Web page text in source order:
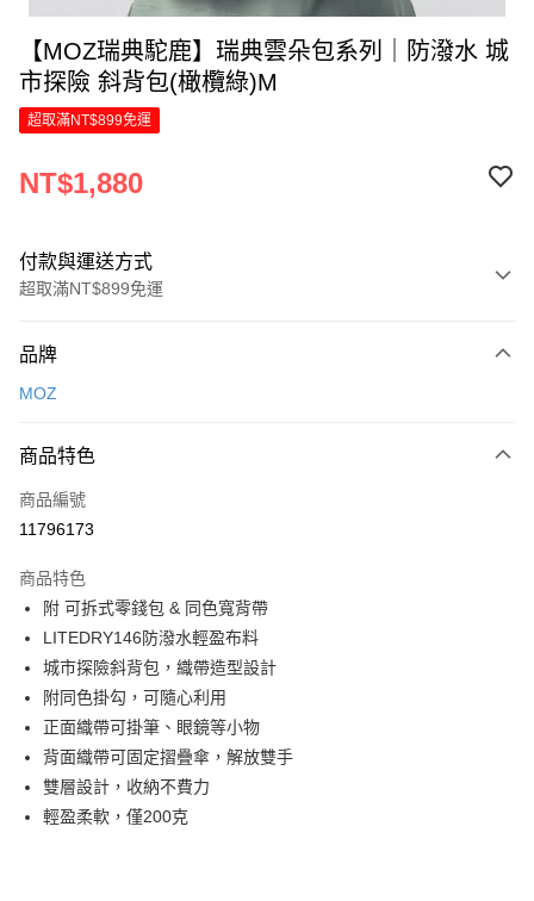
【MOZ瑞典駝鹿】瑞典雲朵包系列｜防潑水 城
市探險 斜背包(橄欖綠)M
超取滿NT$899免運
NT$1,880
付款與運送方式
超取滿NT$899免運
信用卡一次付款
Apple Pay
街口支付
Google Pay
全盈+PAY
大哥付你分期
相關說明
【大哥付你分期使用說明】
1.本服務由台灣大哥大提供，台灣大哥大用戶可立即使用無須另外申請。
2.付款方式選擇「大哥付你分期」，訂單成立後會自動跳轉到大哥付的交易
流程，驗證手機門號後，選擇欲分期的期數、繳款截止日，確認付款後即完
成交易。
AFTEE先享後付
相關說明
【關於「AFTEE先享後付」】
AFTEE先享後付是「在收到商品之後才付款」的支付方式。 讓您購物簡單
ATM付款
品牌
MOZ
商品特色
商品編號
11796173
商品特色
附 可拆式零錢包 & 同色寬背帶
LITEDRY146防潑水輕盈布料
城市探險斜背包，織帶造型設計
附同色掛勾，可隨心利用
正面織帶可掛筆、眼鏡等小物
背面織帶可固定摺疊傘，解放雙手
雙層設計，收納不費力
輕盈柔軟，僅200克